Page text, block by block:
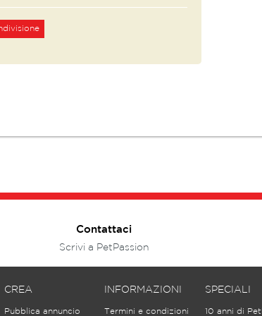
Contattaci
Scrivi a PetPassion
CREA
Pubblica annuncio
INFORMAZIONI
Termini e condizioni
SPECIALI
10 anni di